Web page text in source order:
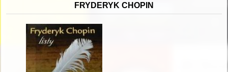
FRYDERYK CHOPIN